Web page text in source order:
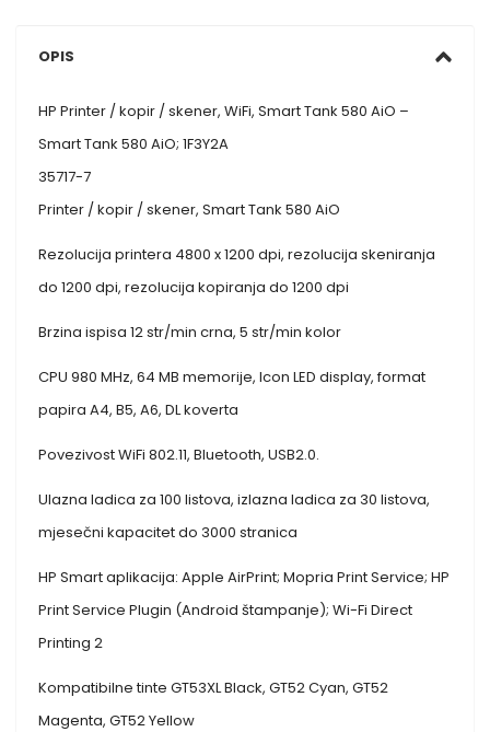
OPIS
HP Printer / kopir / skener, WiFi, Smart Tank 580 AiO –
Smart Tank 580 AiO; 1F3Y2A
35717-7
Printer / kopir / skener, Smart Tank 580 AiO
Rezolucija printera 4800 x 1200 dpi, rezolucija skeniranja
do 1200 dpi, rezolucija kopiranja do 1200 dpi
Brzina ispisa 12 str/min crna, 5 str/min kolor
CPU 980 MHz, 64 MB memorije, Icon LED display, format
papira A4, B5, A6, DL koverta
Povezivost WiFi 802.11, Bluetooth, USB2.0.
Ulazna ladica za 100 listova, izlazna ladica za 30 listova,
mjesečni kapacitet do 3000 stranica
HP Smart aplikacija: Apple AirPrint; Mopria Print Service; HP
Print Service Plugin (Android štampanje); Wi-Fi Direct
Printing 2
Kompatibilne tinte GT53XL Black, GT52 Cyan, GT52
Magenta, GT52 Yellow